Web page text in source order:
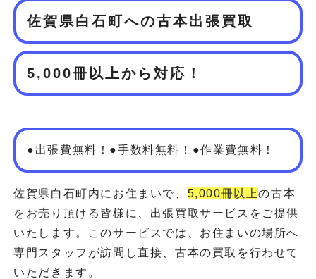
佐賀県白石町への古本出張買取
5,000冊以上から対応！
●出張費無料！●手数料無料！●作業費無料！
佐賀県白石町内にお住まいで、 5,000冊以上の古本
をお売り頂ける皆様に、出張買取サービスをご提供
いたします。このサービスでは、お住まいの場所へ
専門スタッフが訪問し直接、古本の買取を行わせて
いただきます。